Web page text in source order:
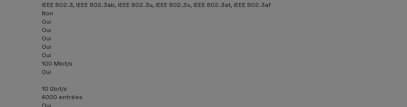
IEEE 802.3, IEEE 802.3ab, IEEE 802.3u, IEEE 802.3x, IEEE 802.3at, IEEE 802.3af
Non
Oui
Oui
Oui
Oui
Oui
100 Mbit/s
Oui
10 Gbit/s
4000 entrées
Oui